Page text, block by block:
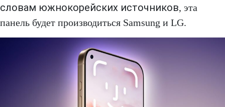
словам южнокорейских источников, эта
панель будет производиться Samsung и LG.